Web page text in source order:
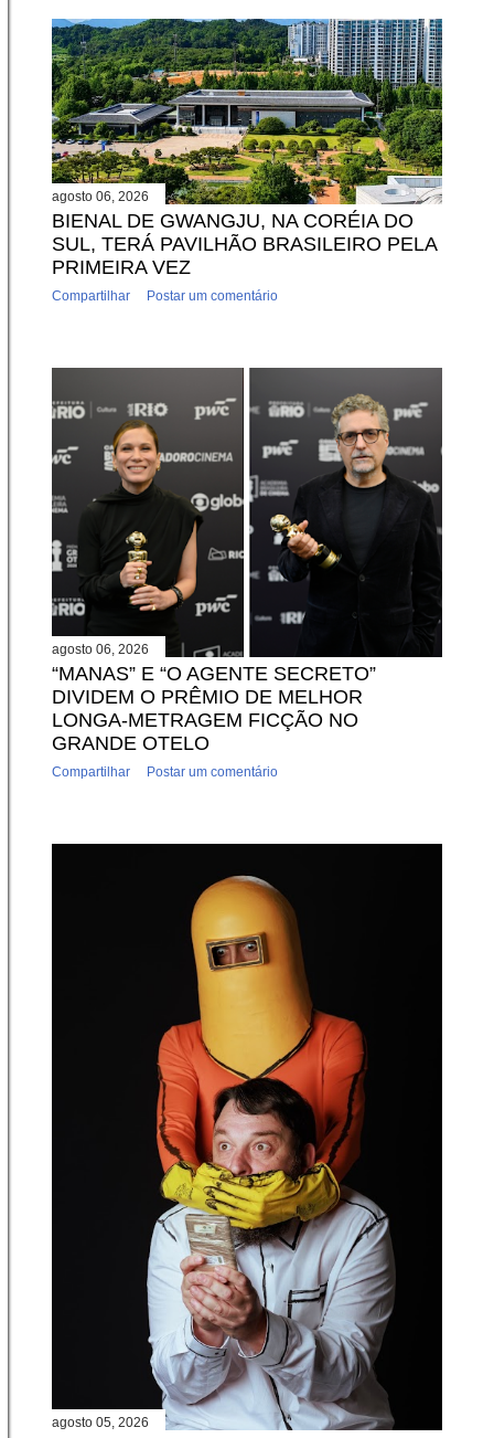
agosto 06, 2026
BIENAL DE GWANGJU, NA CORÉIA DO
SUL, TERÁ PAVILHÃO BRASILEIRO PELA
PRIMEIRA VEZ
Compartilhar Postar um comentário
agosto 06, 2026
“MANAS” E “O AGENTE SECRETO”
DIVIDEM O PRÊMIO DE MELHOR
LONGA-METRAGEM FICÇÃO NO
GRANDE OTELO
Compartilhar Postar um comentário
agosto 05, 2026